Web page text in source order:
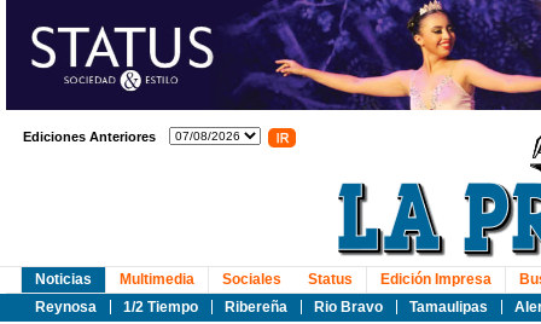
Ediciones Anteriores
Noticias
Reynosa
1/2 Tiempo Ribereña Rio Bravo Tamaulipas
Multimedia Sociales Status Edición Impresa